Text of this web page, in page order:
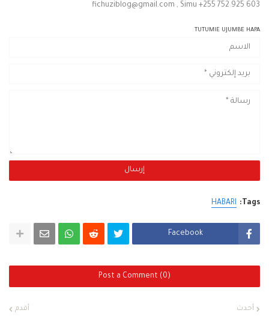
fichuziblog@gmail.com , Simu +255 752 925 603
TUTUMIE UJUMBE HAPA
Tags:
HABARI
Facebook
Post a Comment (0)
أحدث أقدم